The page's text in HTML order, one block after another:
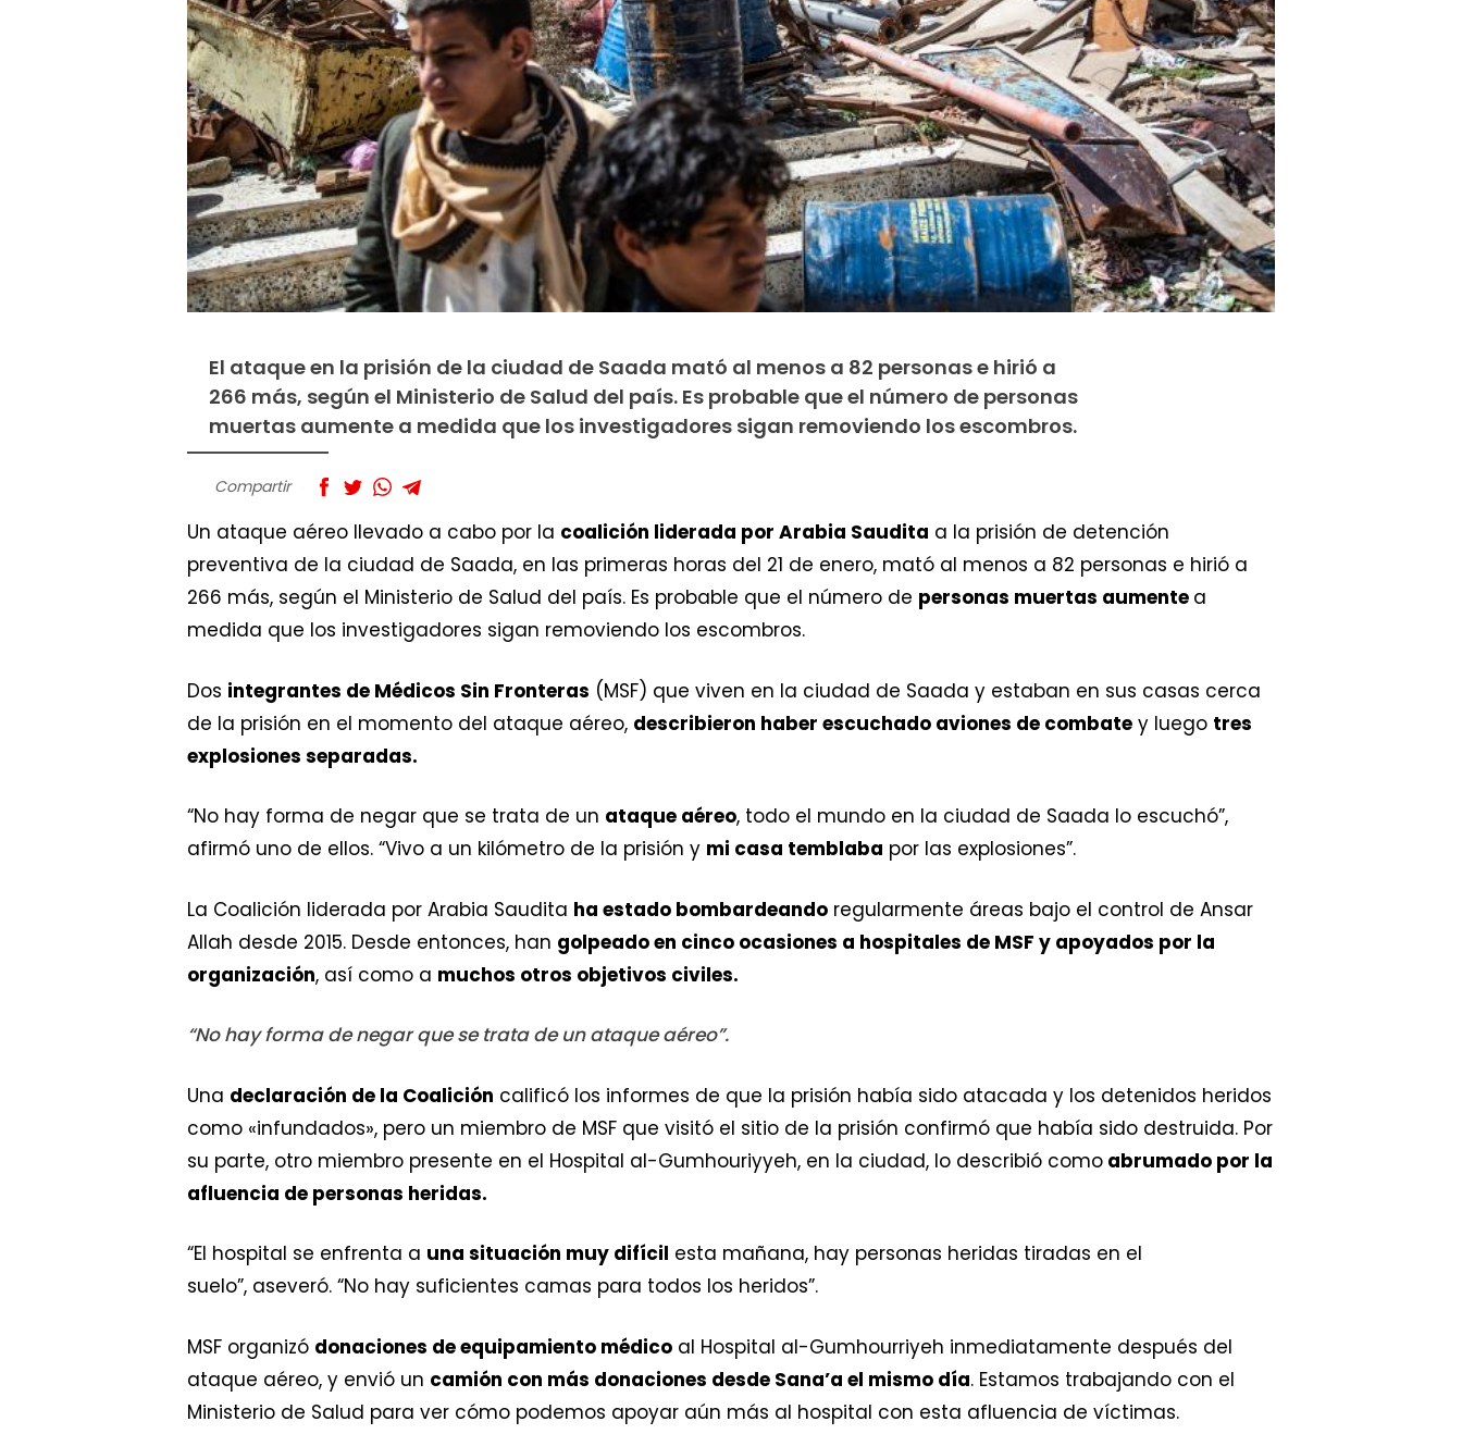
El ataque en la prisión de la ciudad de Saada mató al menos a 82 personas e hirió a
266 más, según el Ministerio de Salud del país. Es probable que el número de personas
muertas aumente a medida que los investigadores sigan removiendo los escombros.
Compartir
Un ataque aéreo llevado a cabo por la coalición liderada por Arabia Saudita a la prisión de detención
preventiva de la ciudad de Saada, en las primeras horas del 21 de enero, mató al menos a 82 personas e hirió a
266 más, según el Ministerio de Salud del país. Es probable que el número de personas muertas aumente a
medida que los investigadores sigan removiendo los escombros.
Dos integrantes de Médicos Sin Fronteras (MSF) que viven en la ciudad de Saada y estaban en sus casas cerca
de la prisión en el momento del ataque aéreo, describieron haber escuchado aviones de combate y luego tres
explosiones separadas.
“No hay forma de negar que se trata de un ataque aéreo, todo el mundo en la ciudad de Saada lo escuchó”,
afirmó uno de ellos. “Vivo a un kilómetro de la prisión y mi casa temblaba por las explosiones”.
La Coalición liderada por Arabia Saudita ha estado bombardeando regularmente áreas bajo el control de Ansar
Allah desde 2015. Desde entonces, han golpeado en cinco ocasiones a hospitales de MSF y apoyados por la
organización, así como a muchos otros objetivos civiles.
“No hay forma de negar que se trata de un ataque aéreo”.
Una declaración de la Coalición calificó los informes de que la prisión había sido atacada y los detenidos heridos
como «infundados», pero un miembro de MSF que visitó el sitio de la prisión confirmó que había sido destruida. Por
su parte, otro miembro presente en el Hospital al-Gumhouriyyeh, en la ciudad, lo describió como abrumado por la
afluencia de personas heridas.
“El hospital se enfrenta a una situación muy difícil esta mañana, hay personas heridas tiradas en el
suelo”, aseveró. “No hay suficientes camas para todos los heridos”.
MSF organizó donaciones de equipamiento médico al Hospital al-Gumhourriyeh inmediatamente después del
ataque aéreo, y envió un camión con más donaciones desde Sana’a el mismo día. Estamos trabajando con el
Ministerio de Salud para ver cómo podemos apoyar aún más al hospital con esta afluencia de víctimas.